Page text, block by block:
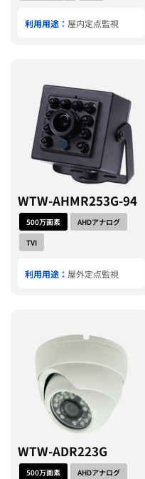
利用用途： 屋内定点監視
WTW-AHMR253G-94
500万画素
AHDアナログ
TVI
利用用途： 屋外定点監視
WTW-ADR223G
500万画素
AHDアナログ